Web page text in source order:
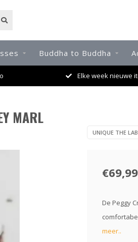
Buddha to Buddha
Elke week nieuwe
MARL
UNIQUE THE
€69,99
De Peggy
meer..